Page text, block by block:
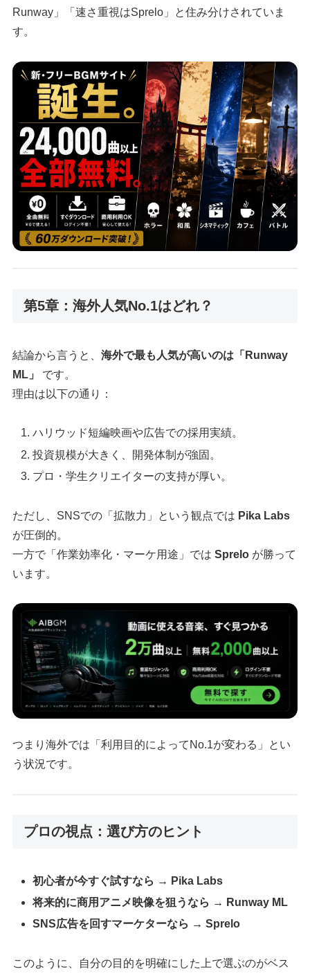
Runway」「速さ重視はSprelo」と住み分けされていま
す。
第5章：海外人気No.1はどれ？
結論から言うと、海外で最も人気が高いのは「Runway
ML」
です。
理由は以下の通り：
ハリウッド短編映画や広告での採用実績。
投資規模が大きく、開発体制が強固。
プロ・学生クリエイターの支持が厚い。
ただし、SNSでの「拡散力」という観点では Pika Labs
が圧倒的。
一方で「作業効率化・マーケ用途」ではSprelo が勝って
います。
つまり海外では「利用目的によってNo.1が変わる」とい
う状況です。
プロの視点：選び方のヒント
初心者が今すぐ試すなら → Pika Labs
将来的に商用アニメ映像を狙うなら → Runway ML
SNS広告を回すマーケターなら → Sprelo
このように、自分の目的を明確にした上で選ぶのがベス